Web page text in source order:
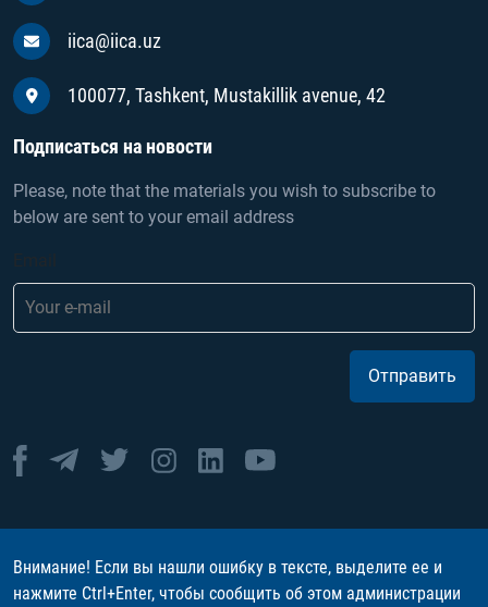
iica@iica.uz
100077, Tashkent, Mustakillik avenue, 42
Подписаться на новости
Please, note that the materials you wish to subscribe to
below are sent to your email address
Отправить
Внимание! Если вы нашли ошибку в тексте, выделите ее и
нажмите Ctrl+Enter, чтобы сообщить об этом администрации